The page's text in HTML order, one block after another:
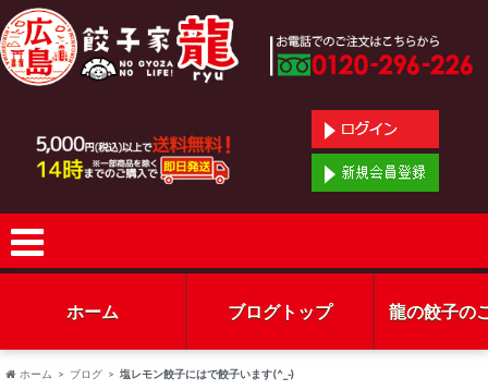
ホーム ブログトップ 龍の餃子の
ホーム ブログ 塩レモン餃子にはで餃子います(^_-)